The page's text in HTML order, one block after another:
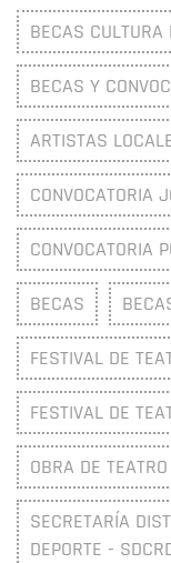
BECAS CULTURA
BECAS Y
ARTISTAS
CONVOCATORIA
CONVOCATORIA
BECAS
FESTIVAL DE
FESTIVAL DE
OBRA DE TEATRO
SECRETARÍA
DEPORTE -